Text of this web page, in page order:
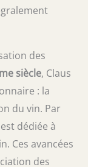
des
siècle, Claus
: la
du vin. Par
dédiée à
Ces avancées
des